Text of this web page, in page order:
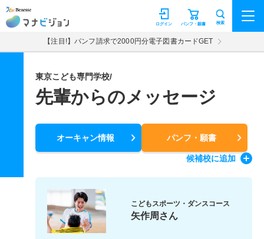
マナビジョン パンフ・願書
ログイン 検索
【注目!】パンフ請求で2000円分電子図書カードGET
東京こども専門学校/
先輩からのメッセージ
オーキャン情報 パンフ・願書
候補校に追加
こどもスポーツ・ダンスコース
矢作周さん